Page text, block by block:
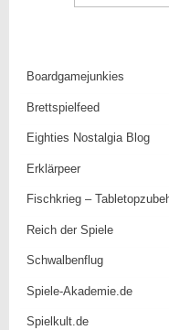
for:
Boardgamejunkies
Brettspielfeed
Eighties Nostalgia Blog
Erklärpeer
Fischkrieg –
Reich der Spiele
Schwalbenflug
Spiele-Akademie.de
Spielkult.de